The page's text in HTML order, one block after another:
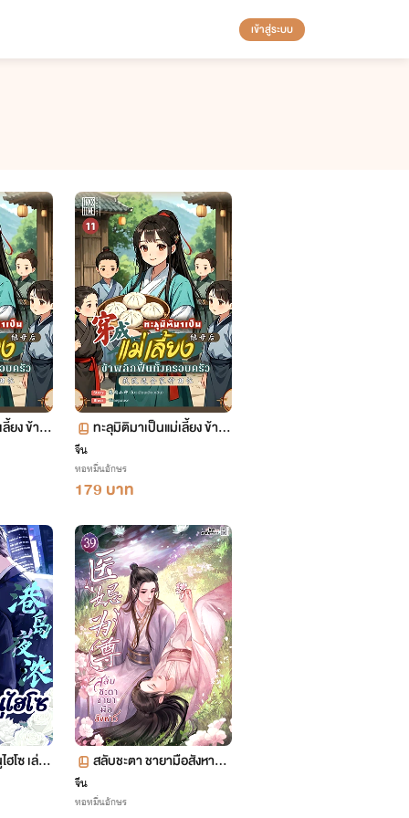
เข้าสู่ระบบ
ยง ข้าพ
ทะลุมิติมาเป็นแม่เลี้ยง ข้าพ
ตอน 547-599
จีน
หอหมื่นอักษร
179 บาท
โซ เล่ม
สลับชะตา ชายามือสังหาร เ
จีน
หอหมื่นอักษร